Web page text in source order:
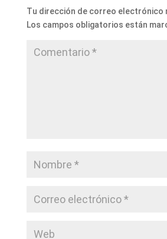
Tu dirección de correo electrónico
Los campos obligatorios están